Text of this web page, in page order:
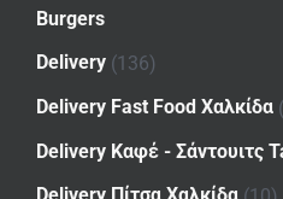
Burgers
Delivery (136)
Delivery Fast Food Χαλκίδα
Delivery Καφέ - Σάντουιτς